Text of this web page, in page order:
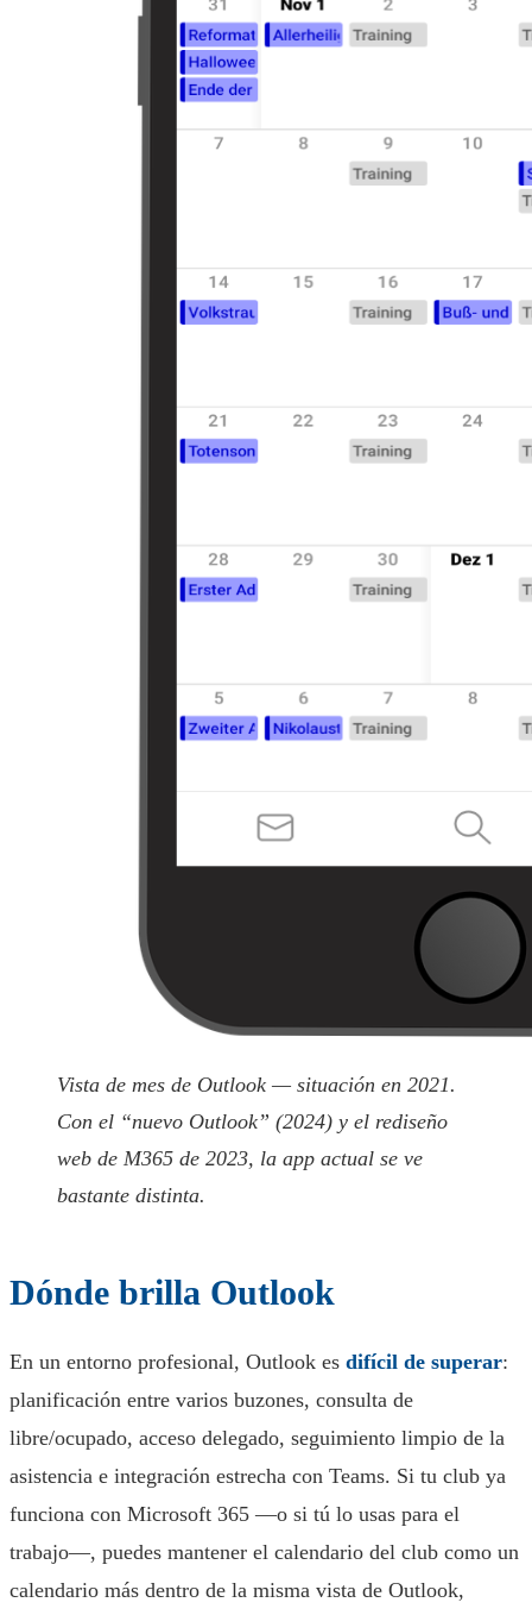
Vista de mes de Outlook — situación en 2021.
Con el “nuevo Outlook” (2024) y el rediseño
web de M365 de 2023, la app actual se ve
bastante distinta.
Dónde brilla Outlook
En un entorno profesional, Outlook es difícil de superar:
planificación entre varios buzones, consulta de
libre/ocupado, acceso delegado, seguimiento limpio de la
asistencia e integración estrecha con Teams. Si tu club ya
funciona con Microsoft 365 —o si tú lo usas para el
trabajo—, puedes mantener el calendario del club como un
calendario más dentro de la misma vista de Outlook,